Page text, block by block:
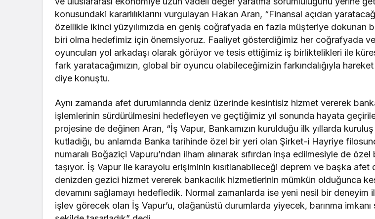
konusundaki kararlılıklarını vurgulayan Hakan Aran, “Finansal açıdan
özellikle ikinci yüzyılımızda en geniş coğrafyada en fazla müşteriye dokunan
biri olma hedefimiz için önemsiyoruz. Faaliyet gösterdiğimiz her coğrafyada
oyuncuları yol arkadaşı olarak görüyor ve tesis ettiğimiz iş birliktelikleri ile
fark yaratacağımızın, global bir oyuncu olabileceğimizin farkındalığıyla
diye konuştu.
Aynı zamanda afet durumlarında deniz üzerinde kesintisiz hizmet vererek
işlemlerinin sürdürülmesini hedefleyen ve geçtiğimiz yıl sonunda hayata
projesine de değinen Aran, “İş Vapur, Bankamızın kurulduğu ilk yıllarda
kutladığı, bu anlamda Banka tarihinde özel bir yeri olan Şirket-i Hayriye
numaralı Boğaziçi Vapuru’ndan ilham alınarak sıfırdan inşa edilmesiyle de özel
taşıyor. İş Vapur ile karayolu erişiminin kısıtlanabileceği deprem ve başka afet
denizden gezici hizmet vererek bankacılık hizmetlerinin mümkün olduğunca
devamını sağlamayı hedefledik. Normal zamanlarda ise yeni nesil bir deneyim
işlev görecek olan İş Vapur’u, olağanüstü durumlarda yiyecek, barınma imkanı